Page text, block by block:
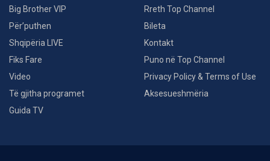
Big Brother VIP
Për’puthen
Shqipëria LIVE
Fiks Fare
Video
Të gjitha programet
Guida TV
Rreth Top Channel
Bileta
Kontakt
Puno në Top Channel
Privacy Policy & Terms of Use
Aksesueshmëria